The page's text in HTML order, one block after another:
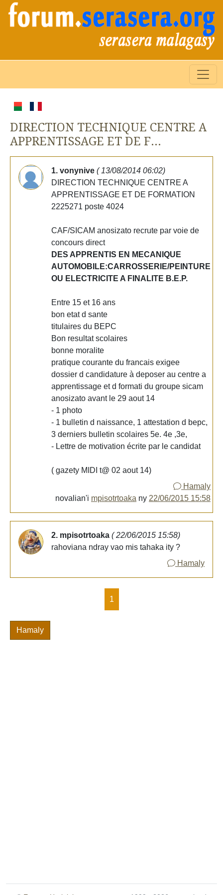
DIRECTION TECHNIQUE CENTRE A
APPRENTISSAGE ET DE F...
1. vonynive ( 13/08/2014 06:02)
DIRECTION TECHNIQUE CENTRE A
APPRENTISSAGE ET DE FORMATION
2225271 poste 4024
CAF/SICAM anosizato recrute par voie de
concours direct
DES APPRENTIS EN MECANIQUE
AUTOMOBILE:CARROSSERIE/PEINTURE
OU ELECTRICITE A FINALITE B.E.P.
Entre 15 et 16 ans
bon etat d sante
titulaires du BEPC
Bon resultat scolaires
bonne moralite
pratique courante du francais exigee
dossier d candidature à deposer au centre a
apprentissage et d formati du groupe sicam
anosizato avant le 29 aout 14
- 1 photo
- 1 bulletin d naissance, 1 attestation d bepc,
3 derniers bulletin scolaires 5e. 4e ,3e,
- Lettre de motivation écrite par le candidat
( gazety MIDI t@ 02 aout 14)
Hamaly
novalian'i mpisotrtoaka ny 22/06/2015 15:58
2. mpisotrtoaka ( 22/06/2015 15:58)
rahoviana ndray vao mis tahaka ity ?
Hamaly
1
Hamaly